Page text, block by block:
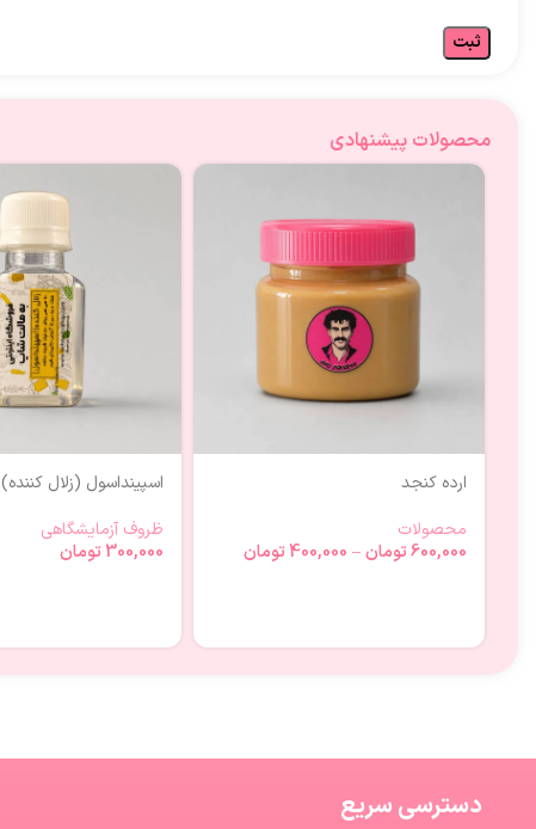
محصولات پیشنهادی
ارده کنجد
محصولات
600,000تومان–
400,000 تومان
اسپینداسول (زلال کننده)
ظروف آزمایشگاهی
300,000 تومان
دسترسی سریع